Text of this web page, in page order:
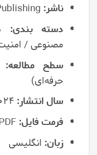
ناشر:
دسته بندی:
مصنوعی /
سطح مطالعه:
حرفه‌ای)
سال انتشار:
فرمت فایل:
زبان: انگلیسی